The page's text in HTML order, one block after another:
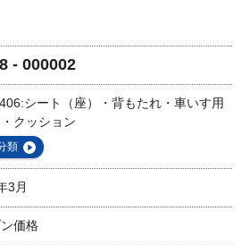
- 000002
シート（座）・背もたれ・車いす用
クッション
類
3月
価格